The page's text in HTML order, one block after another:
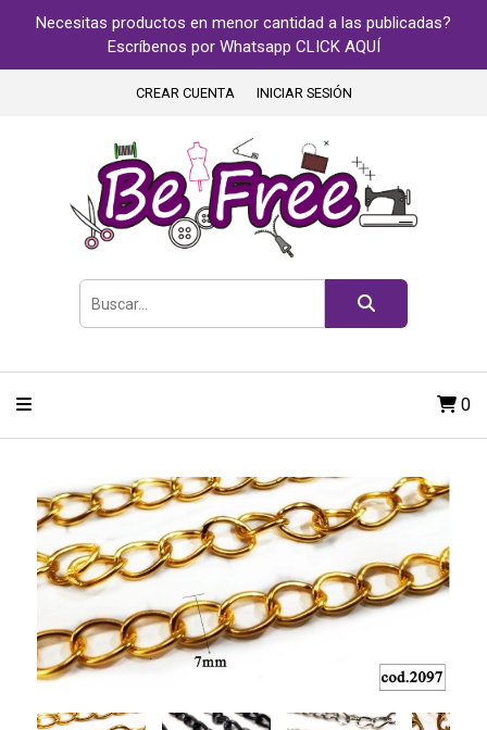
Necesitas productos en menor cantidad a las publicadas?
Escríbenos por Whatsapp CLICK AQUÍ
CREAR CUENTA INICIAR SESIÓN
0